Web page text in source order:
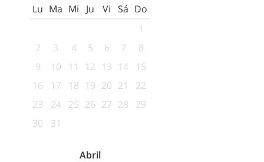
Lu Ma Mi Ju Vi Sá Do
1
2
3 4 5 6 7
8
9
10 11 12 13 14
15
16
17 18 19 20 21
22
23
24 25 26 27 28
29
30
31
Abril